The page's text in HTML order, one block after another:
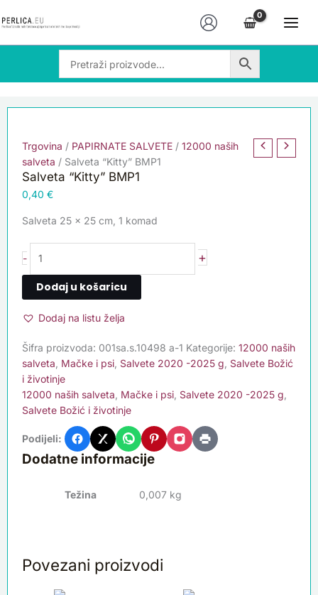
to
Trgovina / PAPIRNATE SALVETE / 12000 naših
salveta / Salveta “Kitty” BMP1
Salveta “Kitty” BMP1
0,40 €
Salveta 25 x 25 cm, 1 komad
-
"Kitty"
količina
+
Dodaj u košaricu
Dodaj na listu želja
Šifra proizvoda: 001sa.s.10498 a-1 Kategorije: 12000 naših
salveta Mačke i psi Salvete 2020 -2025 g Salvete Božić
i životinje
12000 naših salveta Mačke i psi Salvete 2020 -2025 g
Salvete Božić i životinje
Podijeli:
Dodatne informacije
Težina 0,007 kg
Povezani proizvodi